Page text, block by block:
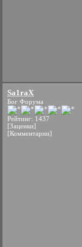
Sa1raX
Бог Форума
Рейтинг: 1437
[Заценки]
[Комментарии]